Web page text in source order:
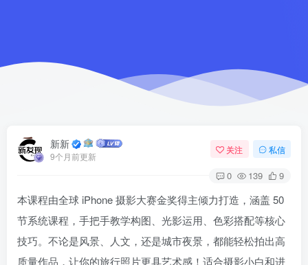
新新
9个月前更新
关注 私信
0 139 9
本课程由全球 iPhone 摄影大赛金奖得主倾力打造，涵盖 50
节系统课程，手把手教学构图、光影运用、色彩搭配等核心
技巧。不论是风景、人文，还是城市夜景，都能轻松拍出高
质量作品，让你的旅行照片更具艺术感！适合摄影小白和进